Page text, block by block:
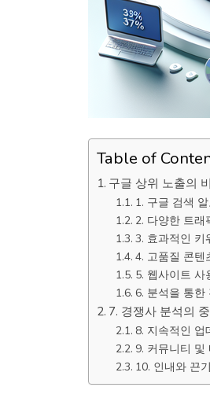
Table of
구글 상위 노출의
1. 구글 검색
2. 다양한 트래
3. 효과적인 키
4. 고품질 콘텐
5. 웹사이트 사
6. 분석을 통한
7. 경쟁사 분석의
8. 지속적인 업
9. 커뮤니티 및
10. 인내와 끈기